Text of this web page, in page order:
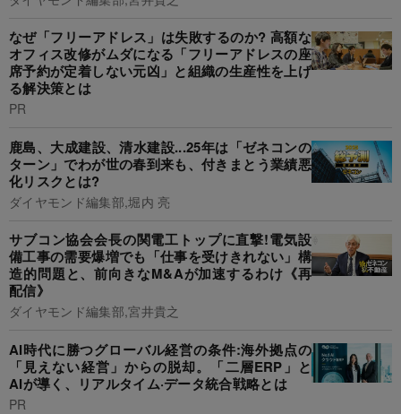
なぜ「フリーアドレス」は失敗するのか? 高額な
オフィス改修がムダになる「フリーアドレスの座
席予約が定着しない元凶」と組織の生産性を上げ
る解決策とは
PR
鹿島、大成建設、清水建設...25年は「ゼネコンの
ターン」でわが世の春到来も、付きまとう業績悪
化リスクとは?
ダイヤモンド編集部,堀内 亮
サブコン協会会長の関電工トップに直撃!電気設
備工事の需要爆増でも「仕事を受けきれない」構
造的問題と、前向きなM&Aが加速するわけ《再
配信》
ダイヤモンド編集部,宮井貴之
AI時代に勝つグローバル経営の条件:海外拠点の
「見えない経営」からの脱却。「二層ERP」と
AIが導く、リアルタイム·データ統合戦略とは
PR